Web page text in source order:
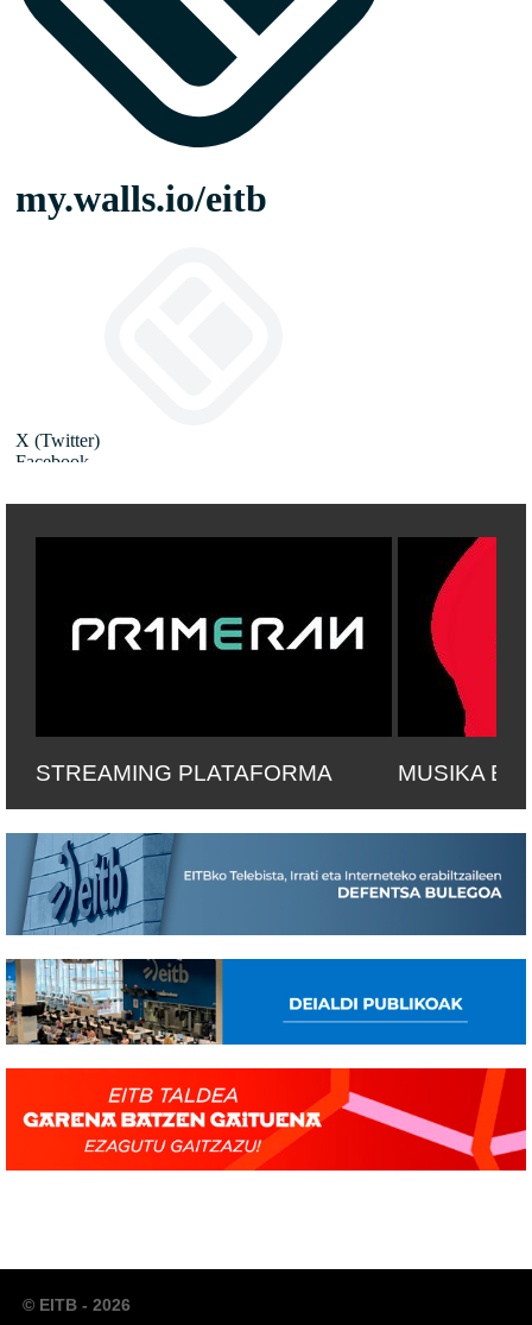
STREAMING PLATAFORMA MUSIKA
© EITB - 2026